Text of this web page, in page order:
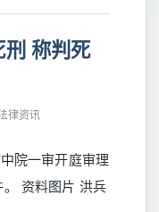
称判死
律资讯
院一审开庭审理
资料图片 洪兵